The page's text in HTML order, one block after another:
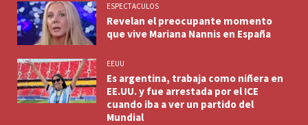
ESPECTACULOS
Revelan el preocupante momento
que vive Mariana Nannis en España
EEUU
Es argentina, trabaja como niñera en
EE.UU. y fue arrestada por el ICE
cuando iba a ver un partido del
Mundial